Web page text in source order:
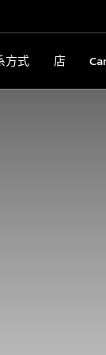
方式 店
方式 店